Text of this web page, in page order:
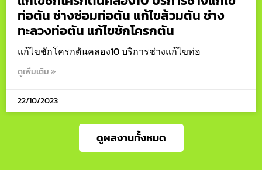
ท่อตัน ช่างซ่อมท่อตัน แก้ไขส้วมตัน ช่าง
ทะลวงท่อตัน แก้ไขชักโครกตัน
แก้ไขชักโครกตันคลอง10 บริการช่างแก้ไขท่อ
ดูเพิ่มเติม »
22/10/2023
ดูผลงานทั้งหมด